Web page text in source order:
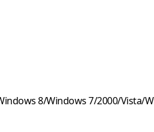
8/Windows 7/2000/Vista/